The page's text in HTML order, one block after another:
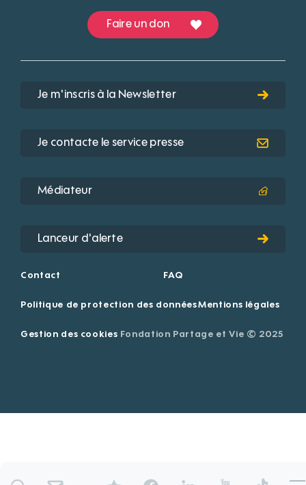
Faire un don
Je m'inscris à la Newsletter
Je contacte le service presse
Médiateur
Lanceur d'alerte
Contact FAQ
Politique de protection des donnéesMentions légales
Gestion des cookies Fondation Partage et Vie © 2025